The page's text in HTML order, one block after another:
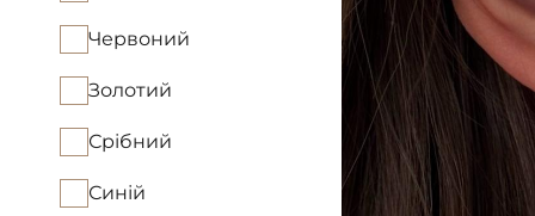
Червоний
Золотий
Срібний
Синій